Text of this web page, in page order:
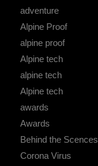
adventure
Alpine Proof
alpine proof
Alpine tech
alpine tech
Alpine tech
awards
Awards
Behind the Scences
Corona Virus